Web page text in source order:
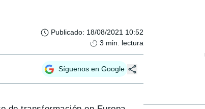
Publicado: 18/08/2021 10:52
3 min. lectura
Síguenos en Google